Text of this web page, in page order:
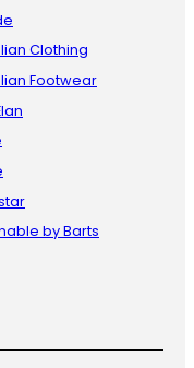
Clothing
Footwear
by Barts